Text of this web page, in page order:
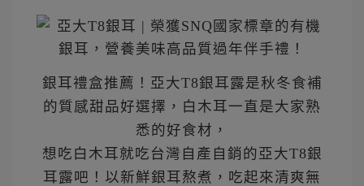
銀耳禮盒推薦！亞大T8銀耳露是秋冬食補
的質感甜品好選擇，白木耳一直是大家熟
悉的好食材，
想吃白木耳就吃台灣自產自銷的亞大T8銀
耳露吧！以新鮮銀耳熬煮，吃起來清爽無